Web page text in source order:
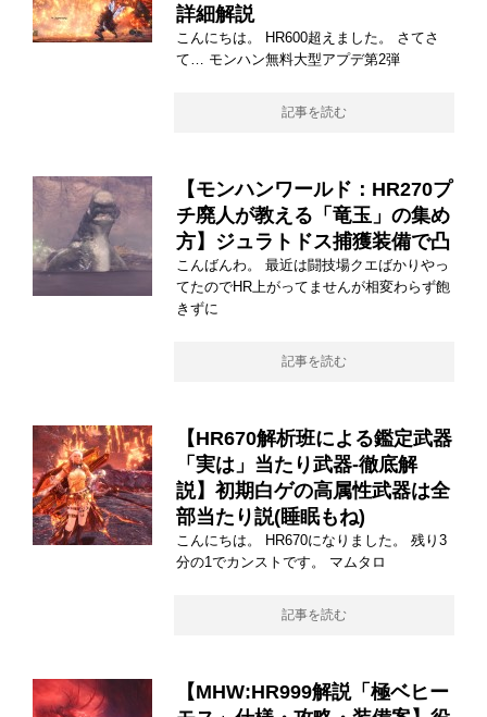
詳細解説
こんにちは。 HR600超えました。 さてさ
て… モンハン無料大型アプデ第2弾
記事を読む
【モンハンワールド：HR270プ
チ廃人が教える「竜玉」の集め
方】ジュラトドス捕獲装備で凸
こんばんわ。 最近は闘技場クエばかりやっ
てたのでHR上がってませんが相変わらず飽
きずに
記事を読む
【HR670解析班による鑑定武器
「実は」当たり武器-徹底解
説】初期白ゲの高属性武器は全
部当たり説(睡眠もね)
こんにちは。 HR670になりました。 残り3
分の1でカンストです。 マムタロ
記事を読む
【MHW:HR999解説「極ベヒー